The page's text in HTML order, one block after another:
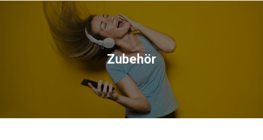
Zubehör